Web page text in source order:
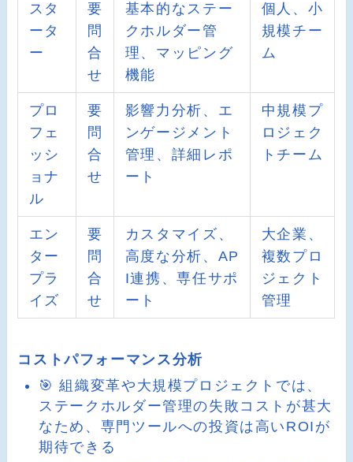
スタ
ータ
ー
要
問
合
せ
基本的なステー
クホルダー管
理、マッピング
機能
個人、小
規模チー
ム
プロ
フェ
ッシ
ョナ
ル
要
問
合
せ
影響力分析、エ
ンゲージメント
管理、詳細レポ
ート
中規模プ
ロジェク
トチーム
エン
ター
プラ
イズ
要
問
合
せ
カスタマイズ、
高度な分析、AP
I連携、専任サポ
ート
大企業、
複数プロ
ジェクト
管理
コストパフォーマンス分析
🎯 組織変革や大規模プロジェクトでは、
ステークホルダー管理の失敗コストが甚大
なため、専門ツールへの投資は高いROIが
期待できる